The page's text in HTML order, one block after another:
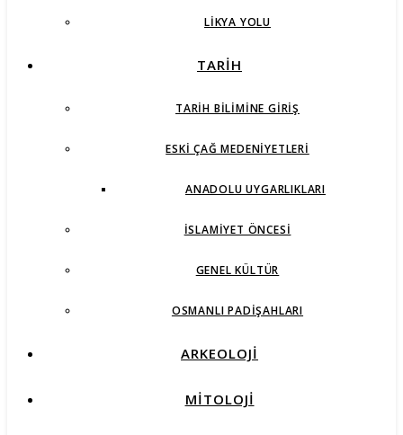
LIKYA YOLU
TARİH
TARIH BILIMINE GIRIŞ
ESKI ÇAĞ MEDENIYETLERI
ANADOLU UYGARLIKLARI
İSLAMIYET ÖNCESI
GENEL KÜLTÜR
OSMANLI PADIŞAHLARI
ARKEOLOJİ
MİTOLOJİ